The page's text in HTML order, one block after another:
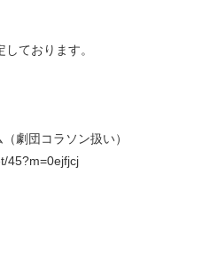
ております。
劇団コラソン扱い）
45?m=0ejfjcj